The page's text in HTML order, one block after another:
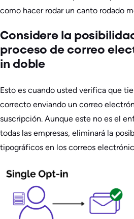
como hacer rodar un canto rodado
Considere la
proceso de correo
in doble
Esto es cuando usted verifica que
correcto enviando un correo
suscripción. Aunque este no es el
todas las empresas, eliminará la
tipográficos en los correos